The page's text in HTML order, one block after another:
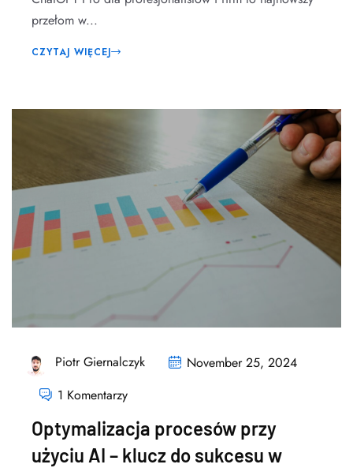
przełom w...
CZYTAJ WIĘCEJ
Piotr Giernalczyk
November 25, 2024
1 Komentarzy
Optymalizacja procesów przy
użyciu AI – klucz do sukcesu w